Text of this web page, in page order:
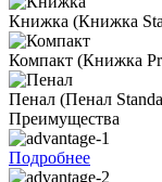
Книжка (Книжка
Компакт (Книжка
Пенал (Пенал
Преимущества
Подробнее